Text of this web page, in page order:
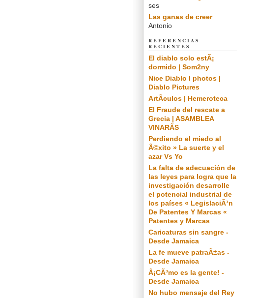
ses
Las ganas de creer
Antonio
REFERENCIAS
RECIENTES
El diablo solo estÃ¡
dormido | Som2ny
Nice Diablo I photos |
Diablo Pictures
ArtÃ­culos | Hemeroteca
El Fraude del rescate a
Grecia | ASAMBLEA
VINARÃS
Perdiendo el miedo al
Ã©xito » La suerte y el
azar Vs Yo
La falta de adecuación de
las leyes para logra que la
investigación desarrolle
el potencial industrial de
los países « LegislaciÃ³n
De Patentes Y Marcas «
Patentes y Marcas
Caricaturas sin sangre -
Desde Jamaica
La fe mueve patraÃ±as -
Desde Jamaica
Â¡CÃ³mo es la gente! -
Desde Jamaica
No hubo mensaje del Rey